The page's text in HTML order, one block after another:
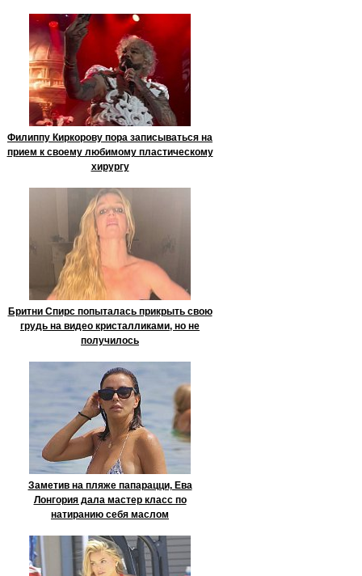
Филиппу Киркорову пора записываться на
прием к своему любимому пластическому
хирургу
Бритни Спирс попыталась прикрыть свою
грудь на видео кристалликами, но не
получилось
Заметив на пляже папарацци, Ева
Лонгория дала мастер класс по
натиранию себя маслом